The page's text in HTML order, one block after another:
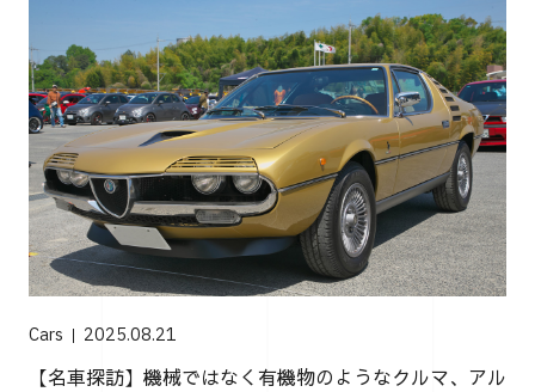
Cars 2025.08.21
【名車探訪】機械ではなく有機物のようなクルマ、アル